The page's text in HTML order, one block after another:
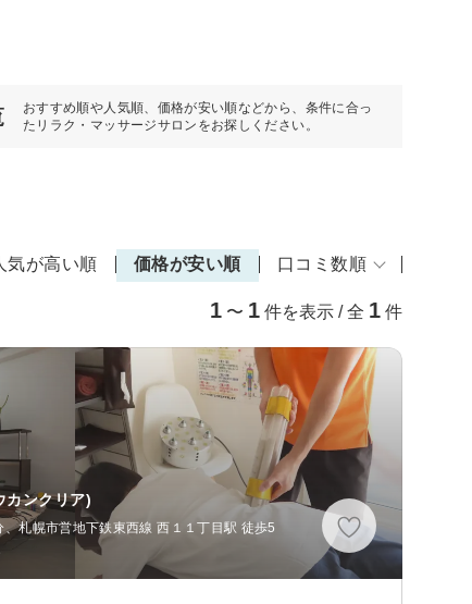
おすすめ順や人気順、価格が安い順などから、条件に合っ
たリラク・マッサージサロンをお探しください。
気が高い順 価格が安い順 口コミ数順
1 〜 1 件を表示 / 全 1 件
カンクリア)
札幌市営地下鉄東西線 西１１丁目駅 徒歩5